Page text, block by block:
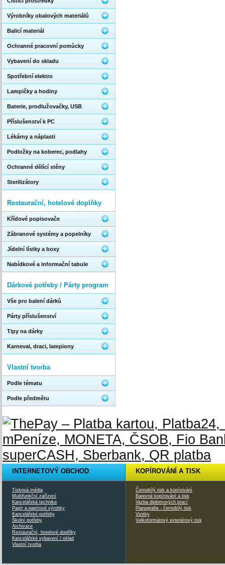
Výrobníky obalových materiálů
Balicí materiál
Ochranné pracovní pomůcky
Vybavení do skladu
Spotřební elektro
Lampičky a hodiny
Baterie, prodlužovačky, USB
Příslušenství k PC
Lékárny a náplasti
Podložky na koberec, podlahy
Ochranné dělící stěny
Sterilizátory
Restaurační, hotelové doplňky
Křídové popisovače
Zábranové systémy a popelníky
Jídelní lístky a boxy
Nabídkové a informační tabule
Dárkové potřeby / Párty program
Vše pro balení dárků
Párty příslušenství
Tipy na dárky
Karneval, draci, lampiony
Vlastní tvorba
Podle tématu
Podle předmětu
INTERNETOVÝ OBCHOD
Tisková média
Multifunkční zařízení
Kancelářská technika
Papír a papírové výrobky
Kancelářské potřeby
Školní potřeby
Archivace
Restaurační, hotelové doplňky
Kancelářské vybavení / sklad
Vlastní tvorba
KOPÍROVÁNÍ A TISK
Černobílý tisk a kopírování
Barevné kopírování a tisk
Vazba diplomových prací
Planografie - černobílý tisk
Vizitky
Velkoformátový exteriérový tisk